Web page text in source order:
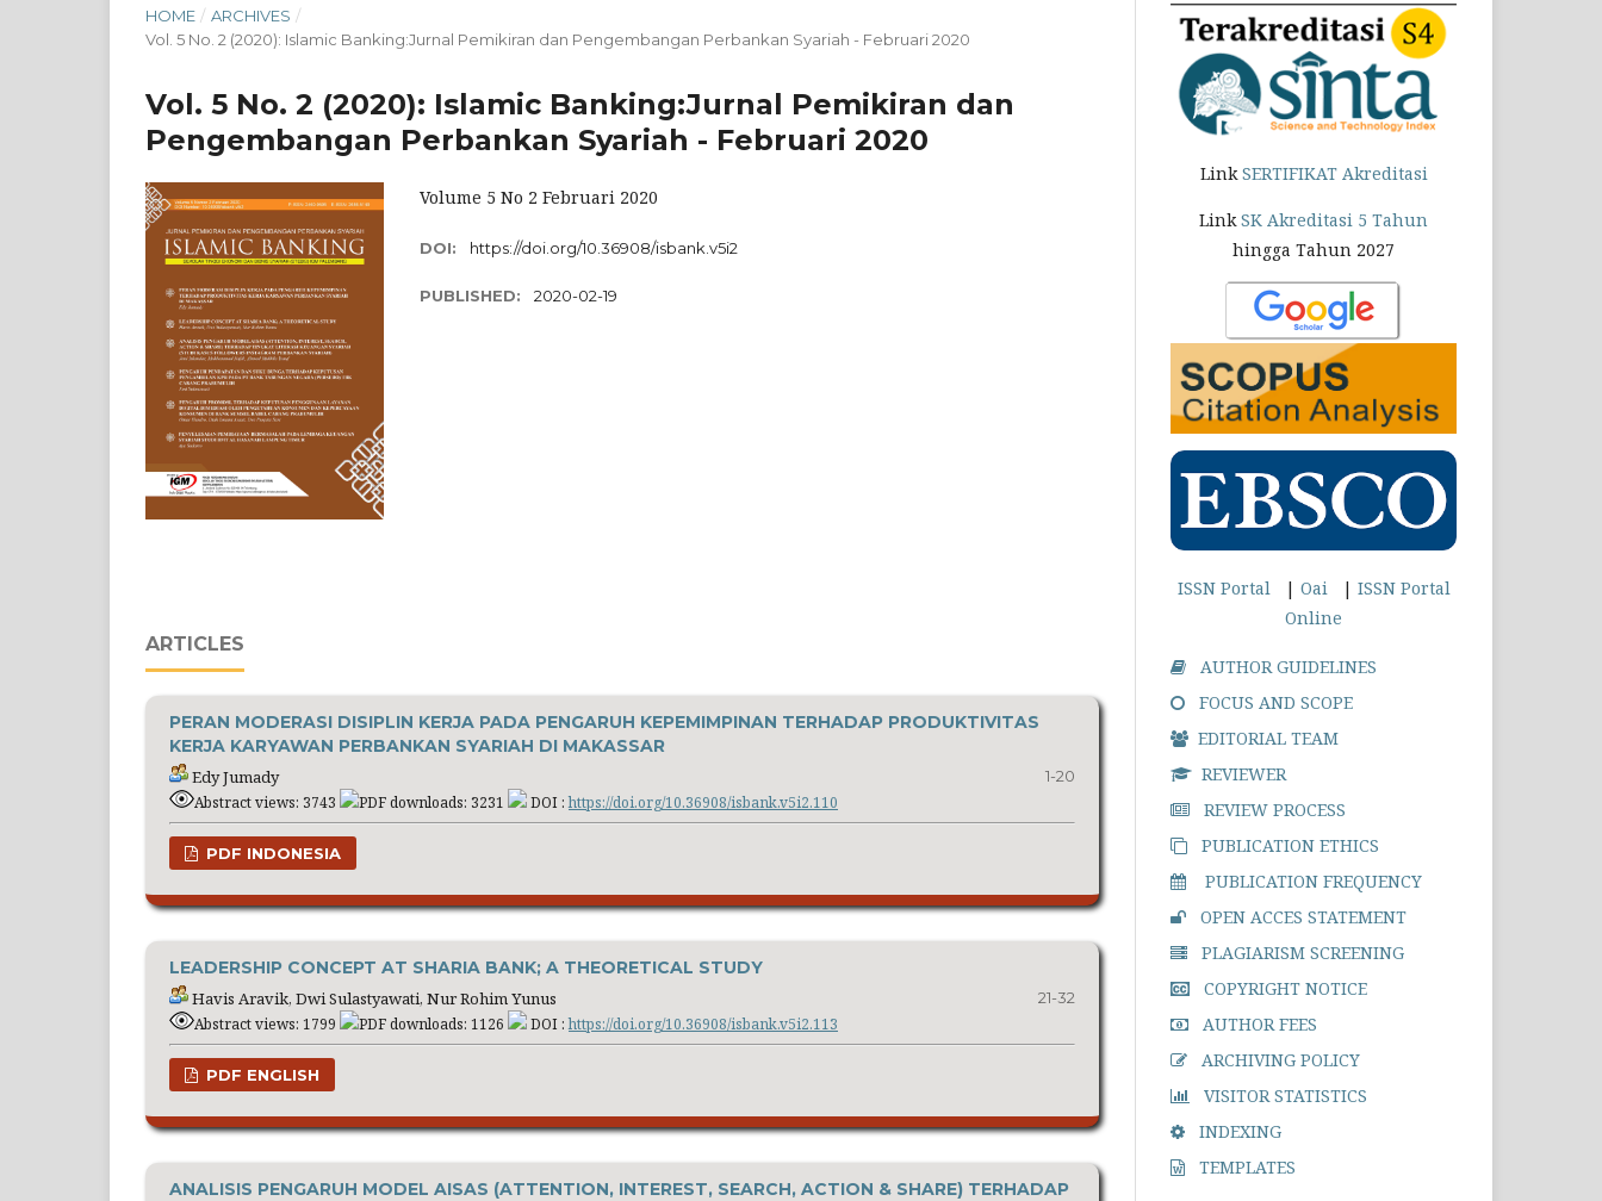
HOME / ARCHIVES /
Vol. 5 No. 2 (2020): Islamic Banking:Jurnal Pemikiran dan Pengembangan Perbankan Syariah - Februari 2020
Vol. 5 No. 2 (2020): Islamic Banking:Jurnal Pemikiran dan
Pengembangan Perbankan Syariah - Februari 2020
Volume 5 No 2 Februari 2020
DOI: https://doi.org/10.36908/isbank.v5i2
PUBLISHED: 2020-02-19
ARTICLES
PERAN MODERASI DISIPLIN KERJA PADA PENGARUH KEPEMIMPINAN TERHADAP PRODUKTIVITAS
KERJA KARYAWAN PERBANKAN SYARIAH DI MAKASSAR
Edy Jumady
1-20
Abstract views: 3743 PDF downloads: 3231 DOI :https://doi.org/10.36908/isbank.v5i2.110
PDF INDONESIA
LEADERSHIP CONCEPT AT SHARIA BANK; A THEORETICAL STUDY
Havis Aravik, Dwi Sulastyawati, Nur Rohim Yunus
21-32
Abstract views: 1799 PDF downloads: 1126 DOI :https://doi.org/10.36908/isbank.v5i2.113
PDF ENGLISH
ANALISIS PENGARUH MODEL AISAS (ATTENTION, INTEREST, SEARCH, ACTION & SHARE) TERHADAP
LinkSERTIFIKAT Akreditasi
LinkSK Akreditasi 5 Tahun
hingga Tahun 2027
ISSN Portal| Oai| ISSN Portal
Online
AUTHOR GUIDELINES
FOCUS AND SCOPE
EDITORIAL TEAM
REVIEWER
REVIEW PROCESS
PUBLICATION ETHICS
PUBLICATION FREQUENCY
OPEN ACCES STATEMENT
PLAGIARISM SCREENING
COPYRIGHT NOTICE
AUTHOR FEES
ARCHIVING POLICY
VISITOR STATISTICS
INDEXING
TEMPLATES